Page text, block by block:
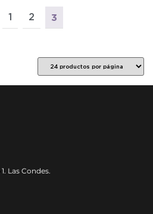
1 2 3
Las Condes.